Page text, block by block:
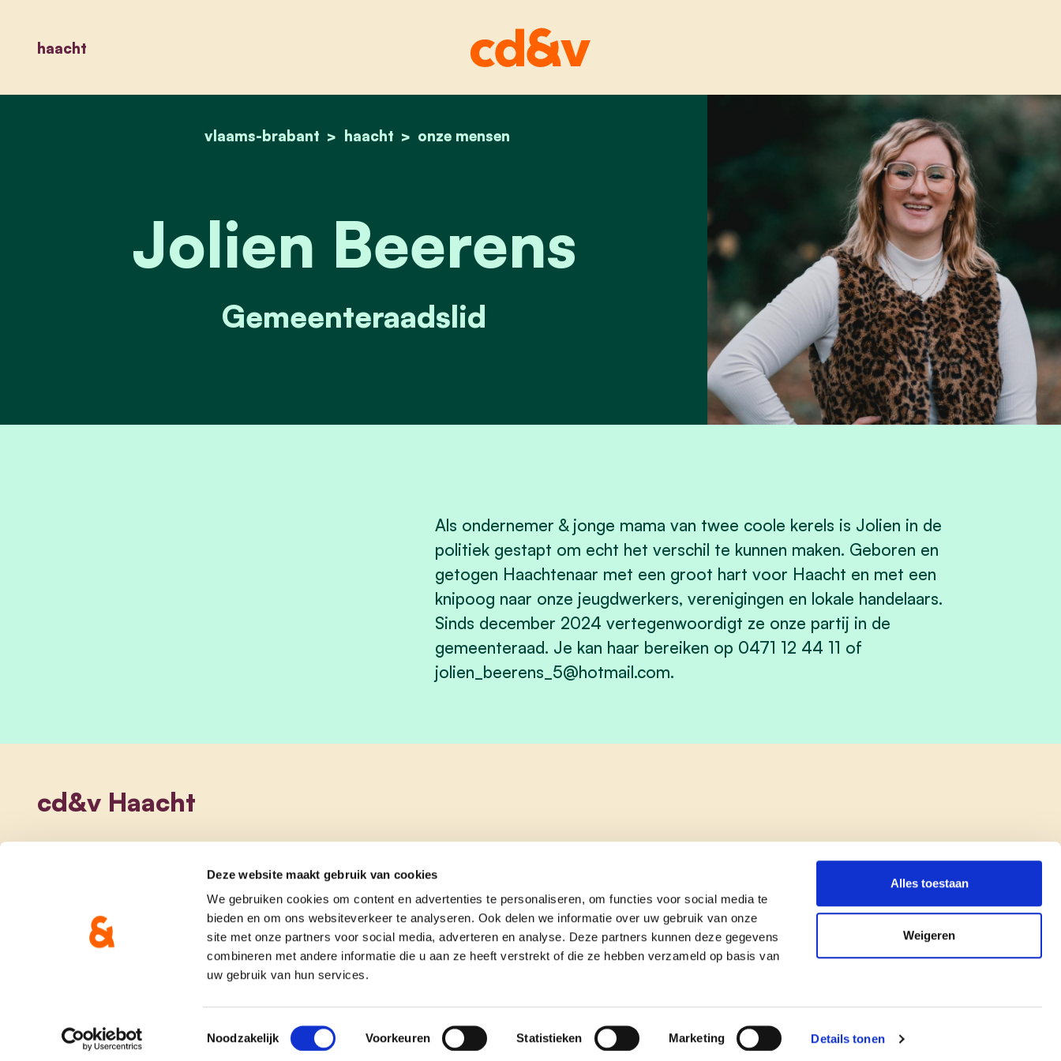
Deze website maakt gebruik van cookies
We gebruiken cookies om content en advertenties te personaliseren, om functies voor social media te
bieden en om ons websiteverkeer te analyseren. Ook delen we informatie over uw gebruik van onze
site met onze partners voor social media, adverteren en analyse. Deze partners kunnen deze gegevens
combineren met andere informatie die u aan ze heeft verstrekt of die ze hebben verzameld op basis van
uw gebruik van hun services.
Toestemmingsselectie
Noodzakelijk Voorkeuren Statistieken Marketing Details tonen
Alles toestaan
Weigeren
haacht
home
vlaams-brabant haacht onze mensen
jolien beerens
Jolien Beerens
Gemeenteraadslid
Als ondernemer & jonge mama van twee coole kerels is Jolien in de
politiek gestapt om echt het verschil te kunnen maken. Geboren en
getogen Haachtenaar met een groot hart voor Haacht en met een
knipoog naar onze jeugdwerkers, verenigingen en lokale handelaars.
Sinds december 2024 vertegenwoordigt ze onze partij in de
gemeenteraad. Je kan haar bereiken op 0471 12 44 11 of
jolien_beerens_5@hotmail.com.
cd&v Haacht
onze partij doe mee contact